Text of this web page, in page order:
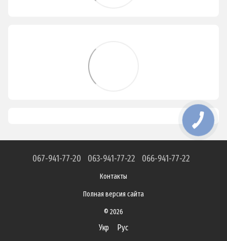
067-941-77-20 063-941-77-22 066-941-77-22
Контакты
Полная версия сайта
© 2026
Укр Рус